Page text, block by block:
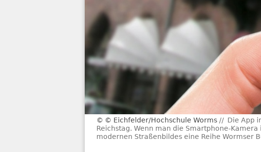
© Eichfelder/Hochschule Worms
Die App
Reichstag. Wenn man die Smartphone-
modernen Straßenbildes eine Reihe Wormser